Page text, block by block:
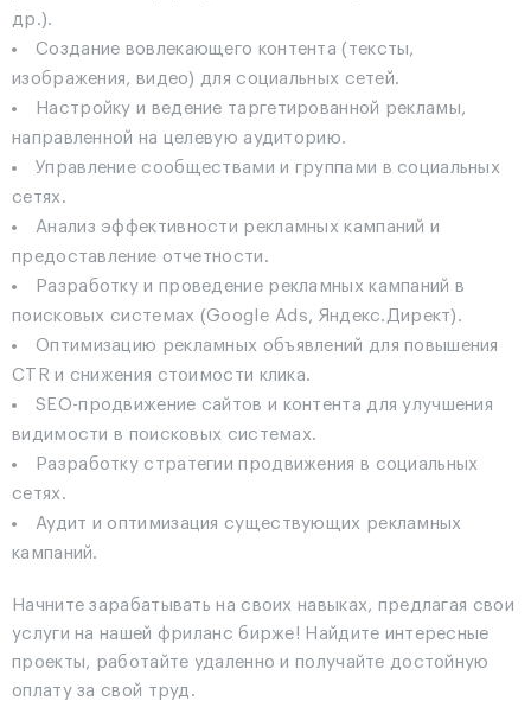
др.).
Создание вовлекающего контента (тексты,
изображения, видео) для социальных сетей.
Настройку и ведение таргетированной рекламы,
направленной на целевую аудиторию.
Управление сообществами и группами в социальных
сетях.
Анализ эффективности рекламных кампаний и
предоставление отчетности.
Разработку и проведение рекламных кампаний в
поисковых системах (Google Ads, Яндекс.Директ).
Оптимизацию рекламных объявлений для повышения
CTR и снижения стоимости клика.
SEO-продвижение сайтов и контента для улучшения
видимости в поисковых системах.
Разработку стратегии продвижения в социальных
сетях.
Аудит и оптимизация существующих рекламных
кампаний.
Начните зарабатывать на своих навыках, предлагая свои
услуги на нашей фриланс бирже! Найдите интересные
проекты, работайте удаленно и получайте достойную
оплату за свой труд.